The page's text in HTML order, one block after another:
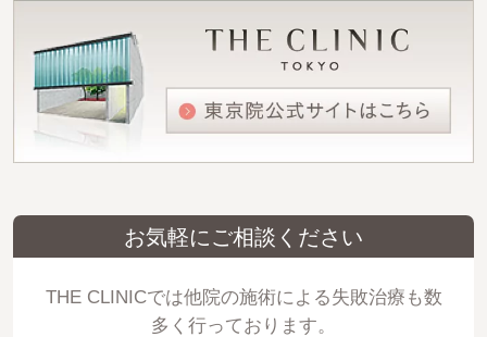
お気軽にご相談ください
THE CLINICでは他院の施術による失敗治療も数
多く行っております。